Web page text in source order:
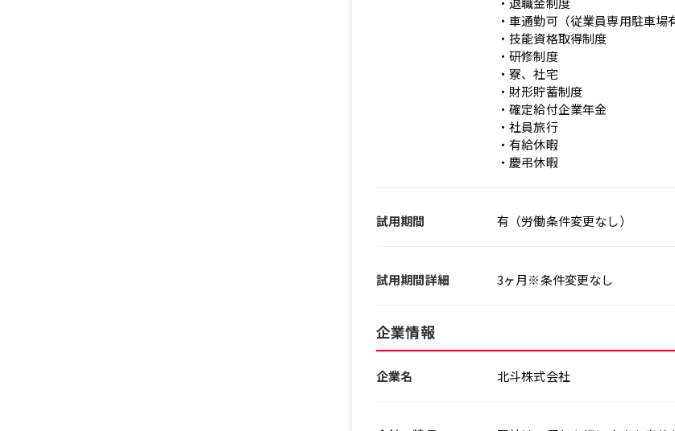
・車通勤可（従業員専用駐車場
・技能資格取得制度
・研修制度
・寮、社宅
・財形貯蓄制度
・確定給付企業年金
・社員旅行
・有給休暇
・慶弔休暇
試用期間 有（労働条件変更なし）
試用期間詳細 3ヶ月※条件変更なし
企業情報
企業名 北斗株式会社